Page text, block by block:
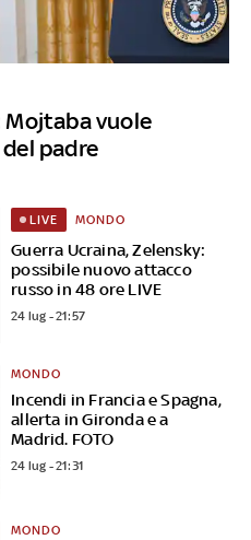
Mojtaba vuole
padre
Guerra Ucraina, Zelensky:
possibile nuovo attacco
russo in 48 ore LIVE
LIVE MONDO
24 lug - 21:57
Incendi in Francia e Spagna,
allerta in Gironda e a
Madrid. FOTO
MONDO
24 lug - 21:31
MONDO